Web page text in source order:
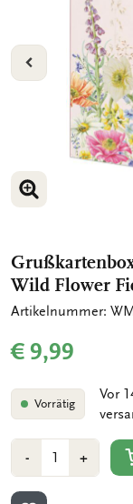
VORIGE
BILD
BILD
Wild Flower
Artikelnummer:
€ 9,99
Vorrätig
Vor
-Min
1
Anzahl
+Plus
1